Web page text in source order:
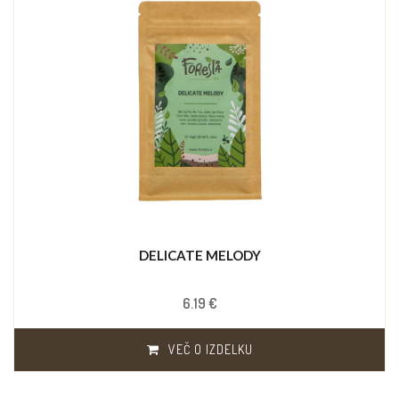
DELICATE MELODY
6.19 €
VEČ O IZDELKU